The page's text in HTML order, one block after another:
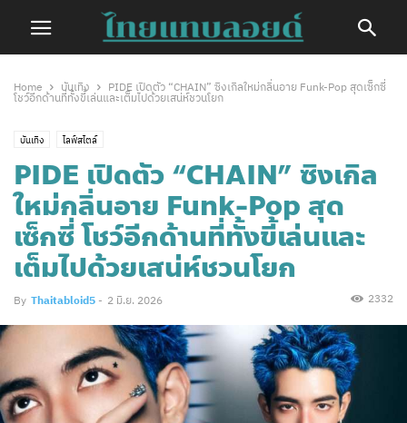
Home บันเทิง
PIDE เปิดตัว “CHAIN” ซิงเกิลใหม่กลิ่นอาย Funk-Pop สุดเซ็กซี่
โชว์อีกด้านที่ทั้งขี้เล่นและเต็มไปด้วยเสน่ห์ชวนโยก
บันเทิง ไลฟ์สไตล์
PIDE เปิดตัว “CHAIN” ซิงเกิล
ใหม่กลิ่นอาย Funk-Pop สุด
เซ็กซี่ โชว์อีกด้านที่ทั้งขี้เล่นและ
เต็มไปด้วยเสน่ห์ชวนโยก
By Thaitabloid5 - 2 มิ.ย. 2026 2332